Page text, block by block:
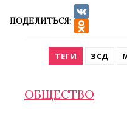
ПОДЕЛИТЬСЯ:
VK
ТЕГИ ЗСД
ОБЩЕСТВО